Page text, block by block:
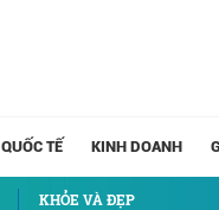
QUỐC TẾ KINH DOANH
KHỎE VÀ ĐẸP